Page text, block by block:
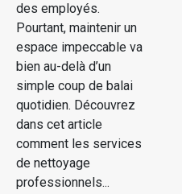
des employés.
Pourtant, maintenir un
espace impeccable va
bien au-delà d’un
simple coup de balai
quotidien. Découvrez
dans cet article
comment les services
de nettoyage
professionnels...